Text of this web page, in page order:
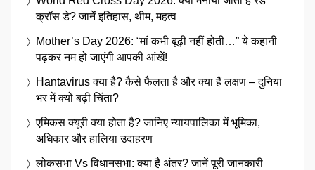
क्रॉस डे? जानें इतिहास, थीम, महत्व
Mother’s Day 2026: “मां कभी बूढ़ी नहीं होती…” ये कहानी
पढ़कर नम हो जाएंगी आपकी आंखें!
Hantavirus क्या है? कैसे फैलता है और क्या हैं लक्षण – दुनिया
भर में क्यों बढ़ी चिंता?
एमिकस क्यूरी क्या होता है? जानिए न्यायपालिका में भूमिका,
अधिकार और हालिया उदाहरण
लोकसभा Vs विधानसभा: क्या है अंतर? जानें पूरी जानकारी